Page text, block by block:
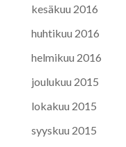
kesäkuu 2016
huhtikuu 2016
helmikuu 2016
joulukuu 2015
lokakuu 2015
syyskuu 2015